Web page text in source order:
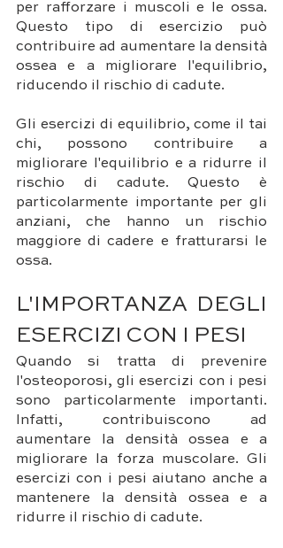
per rafforzare i muscoli e le ossa.
Questo tipo di esercizio può
contribuire ad aumentare la densità
ossea e a migliorare l'equilibrio,
riducendo il rischio di cadute.
Gli esercizi di equilibrio, come il tai
chi, possono contribuire a
migliorare l'equilibrio e a ridurre il
rischio di cadute. Questo è
particolarmente importante per gli
anziani, che hanno un rischio
maggiore di cadere e fratturarsi le
ossa.
L'IMPORTANZA DEGLI
ESERCIZI CON I PESI
Quando si tratta di prevenire
l'osteoporosi, gli esercizi con i pesi
sono particolarmente importanti.
Infatti, contribuiscono ad
aumentare la densità ossea e a
migliorare la forza muscolare. Gli
esercizi con i pesi aiutano anche a
mantenere la densità ossea e a
ridurre il rischio di cadute.